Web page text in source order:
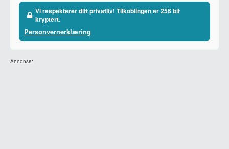
Vi respekterer ditt privatliv! Tilkoblingen er 256 bit
kryptert.
Personvernerklæring
Annonse: